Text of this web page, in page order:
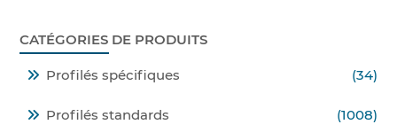
CATÉGORIES DE PRODUITS
Profilés spécifiques (34)
Profilés standards (1008)